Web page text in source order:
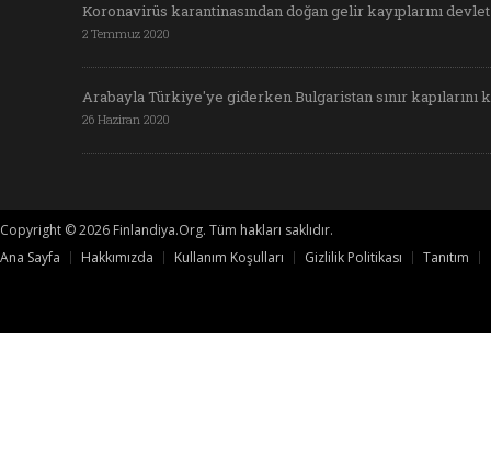
Koronavirüs karantinasından doğan gelir kayıplarını
2 Temmuz 2020
Arabayla Türkiye'ye giderken Bulgaristan sınır kapılarını
26 Haziran 2020
Copyright © 2026 Finlandiya.Org. Tüm hakları saklıdır.
Ana Sayfa
Hakkımızda Kullanım Koşulları Gizlilik Politikası Tanıtım